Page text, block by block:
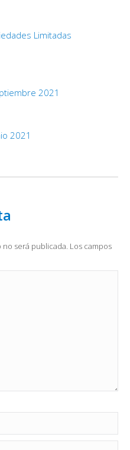
Limitadas
2021
2021
será publicada. Los campos